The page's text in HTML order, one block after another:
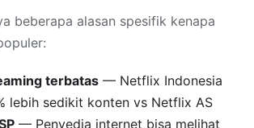
beberapa alasan spesifik kenapa
terbatas — Netflix Indonesia
lebih sedikit konten vs Netflix AS
— Penyedia internet bisa melihat